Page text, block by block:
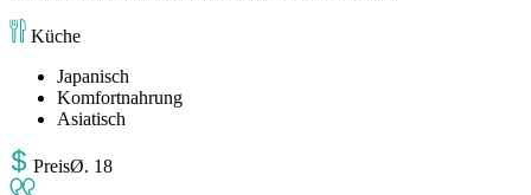
Küche
Japanisch
Komfortnahrung
Asiatisch
PreisØ. 18